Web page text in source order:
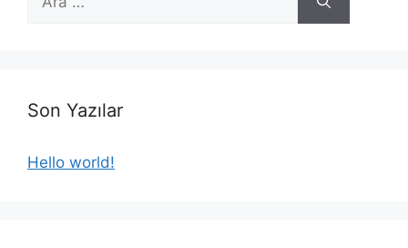
ara
Son Yazılar
Hello world!